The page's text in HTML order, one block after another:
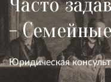
-
Юридическая